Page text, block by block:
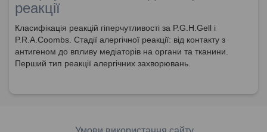
реакції
Класифікація реакцій гіперчутливості за P.G.H.Gell і
P.R.A.Coombs. Стадії алергічної реакції: від контакту з
антигеном до впливу медіаторів на органи та тканини.
Перший тип реакції алергічних захворювань.